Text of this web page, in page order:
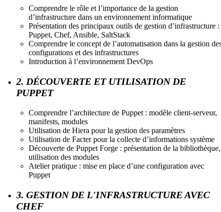
Comprendre le rôle et l’importance de la gestion
d’infrastructure dans un environnement informatique
Présentation des principaux outils de gestion d’infrastructure :
Puppet, Chef, Ansible, SaltStack
Comprendre le concept de l’automatisation dans la gestion
configurations et des infrastructures
Introduction à l’environnement DevOps
2. DÉCOUVERTE ET UTILISATION DE
PUPPET
Comprendre l’architecture de Puppet : modèle client-serveur,
manifests, modules
Utilisation de Hiera pour la gestion des paramètres
Utilisation de Facter pour la collecte d’informations système
Découverte de Puppet Forge : présentation de la bibliothèque,
utilisation des modules
Atelier pratique : mise en place d’une configuration avec
Puppet
3. GESTION DE L'INFRASTRUCTURE AVEC
CHEF